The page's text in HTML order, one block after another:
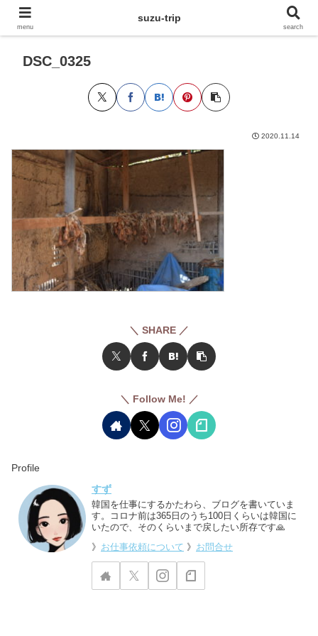
DSC_0325
2020.11.14
＼ SHARE ／
＼ Follow Me! ／
Profile
すず
韓国を仕事にするかたわら、ブログを書いていま
す。コロナ前は365日のうち100日くらいは韓国に
いたので、そのくらいまで戻したい所存です🙏
》 お仕事依頼について 》 お問合せ
menu
suzu-trip
search